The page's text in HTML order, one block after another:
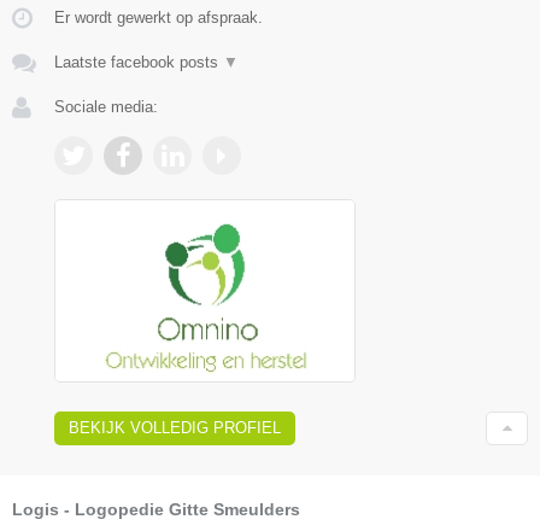
Er wordt gewerkt op afspraak.
Laatste facebook posts ▼
Sociale media:
BEKIJK VOLLEDIG PROFIEL
Logis - Logopedie Gitte Smeulders